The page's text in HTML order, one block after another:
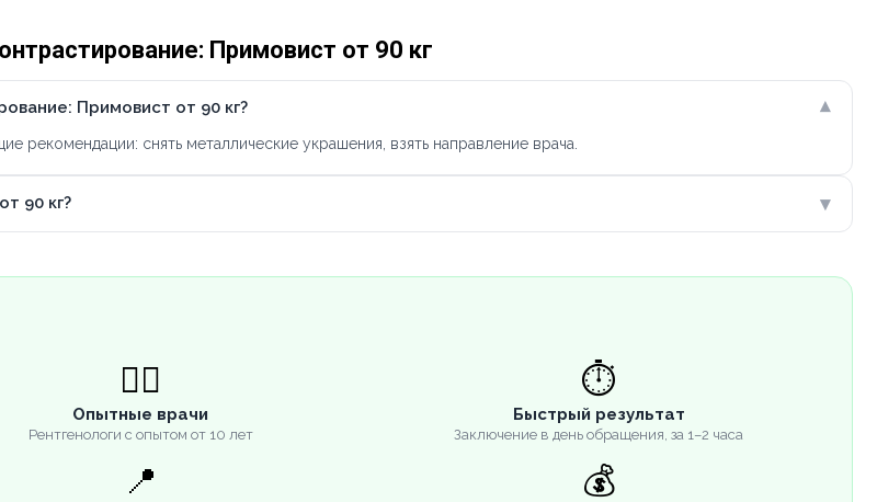
Примовист от 90 кг
Примовист от 90 кг? ▾
снять металлические украшения, взять направление врача.
90 кг? ▾
👨‍⚕️
Опытные врачи
Рентгенологи с опытом от 10 лет
⏱️
Быстрый результат
Заключение в день обращения, за 1–2 часа
📍 💰